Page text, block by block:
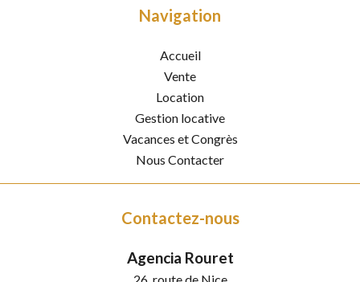
Navigation
Accueil
Vente
Location
Gestion locative
Vacances et Congrès
Nous Contacter
Contactez-nous
Agencia Rouret